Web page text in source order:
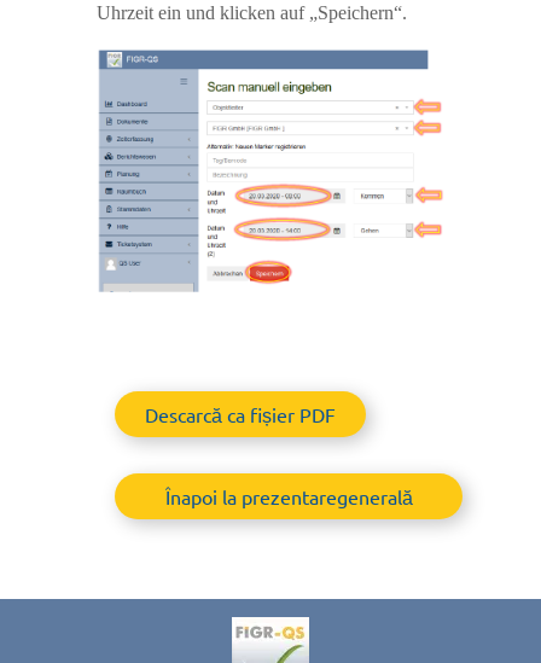
Uhrzeit ein und klicken auf „Speichern“.
Descarcă ca fișier PDF
Înapoi la prezentaregenerală